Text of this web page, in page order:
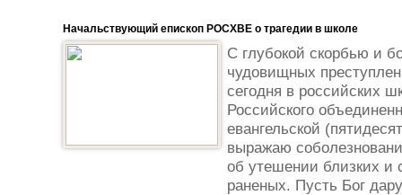
Начальствующий епископ РОСХВЕ о трагедии в школе
С глубокой скорбью и
чудовищных
сегодня в российских
Российского
евангельской
выражаю
об утешении близких и
раненых. Пусть Бог